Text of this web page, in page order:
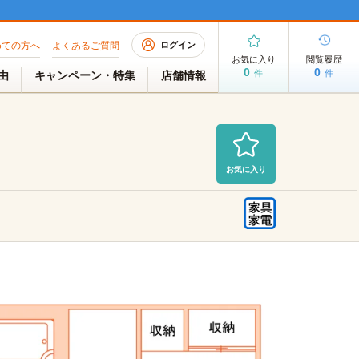
の方へ よくあるご質問 ログイン
キャンペーン・特集 店舗情報
お気に入り
0 件
閲覧履歴
0 件
お気に入り